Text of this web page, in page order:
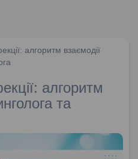
алгоритм взаємодії
алгоритм
та